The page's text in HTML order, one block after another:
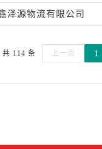
泽源物流有限公司
共 114 条 上一页 1